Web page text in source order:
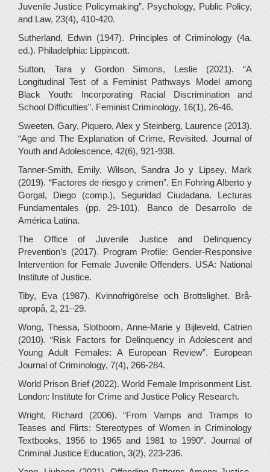
Juvenile Justice Policymaking”. Psychology, Public Policy,
and Law, 23(4), 410-420.
Sutherland, Edwin (1947). Principles of Criminology (4a.
ed.). Philadelphia: Lippincott.
Sutton, Tara y Gordon Simons, Leslie (2021). “A
Longitudinal Test of a Feminist Pathways Model among
Black Youth: Incorporating Racial Discrimination and
School Difficulties”. Feminist Criminology, 16(1), 26-46.
Sweeten, Gary, Piquero, Alex y Steinberg, Laurence (2013).
“Age and The Explanation of Crime, Revisited. Journal of
Youth and Adolescence, 42(6), 921-938.
Tanner-Smith, Emily, Wilson, Sandra Jo y Lipsey, Mark
(2019). “Factores de riesgo y crimen”. En Fohring Alberto y
Gorgal, Diego (comp.), Seguridad Ciudadana. Lecturas
Fundamentales (pp. 29-101). Banco de Desarrollo de
América Latina.
The Office of Juvenile Justice and Delinquency
Prevention’s (2017). Program Profile: Gender-Responsive
Intervention for Female Juvenile Offenders. USA: National
Institute of Justice.
Tiby, Eva (1987). Kvinnofrigörelse och Brottslighet. Brå-
apropå, 2, 21–29.
Wong, Thessa, Slotboom, Anne-Marie y Bijleveld, Catrien
(2010). “Risk Factors for Delinquency in Adolescent and
Young Adult Females: A European Review”. European
Journal of Criminology, 7(4), 266-284.
World Prison Brief (2022). World Female Imprisonment List.
London: Institute for Crime and Justice Policy Research.
Wright, Richard (2006). “From Vamps and Tramps to
Teases and Flirts: Stereotypes of Women in Criminology
Textbooks, 1956 to 1965 and 1981 to 1990”. Journal of
Criminal Justice Education, 3(2), 223-236.